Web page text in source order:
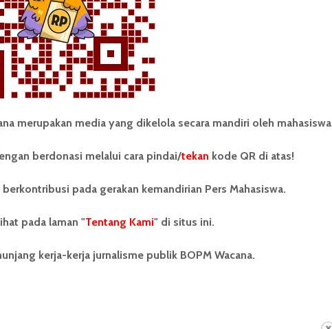
Tentang Kami
Kontribusi
merupakan media yang dikelola secara mandiri oleh mahasiswa
berdonasi melalui cara pindai/tekan kode QR di atas!
pada gerakan kemandirian Pers Mahasiswa.
pada laman "Tentang Kami" di situs ini.
kerja-kerja jurnalisme publik BOPM Wacana.